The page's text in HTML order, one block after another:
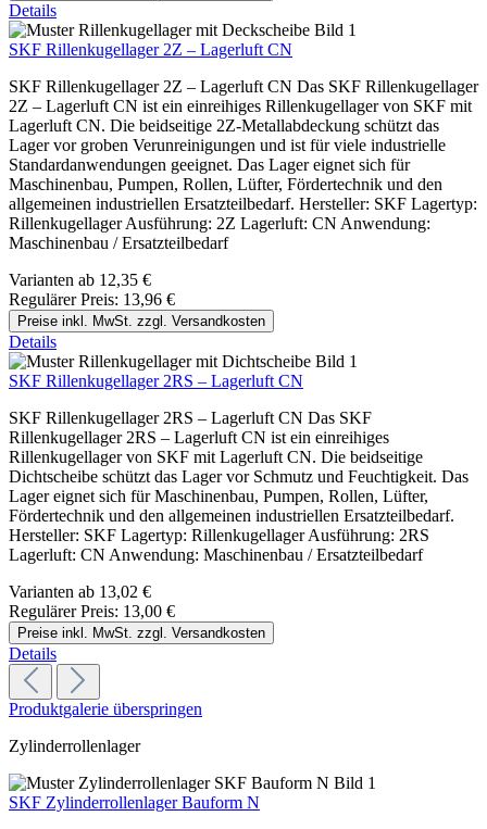
Details
SKF Rillenkugellager 2Z – Lagerluft CN
SKF Rillenkugellager 2Z – Lagerluft CN Das SKF Rillenkugellager
2Z – Lagerluft CN ist ein einreihiges Rillenkugellager von SKF mit
Lagerluft CN. Die beidseitige 2Z-Metallabdeckung schützt das
Lager vor groben Verunreinigungen und ist für viele industrielle
Standardanwendungen geeignet. Das Lager eignet sich für
Maschinenbau, Pumpen, Rollen, Lüfter, Fördertechnik und den
allgemeinen industriellen Ersatzteilbedarf. Hersteller: SKF Lagertyp:
Rillenkugellager Ausführung: 2Z Lagerluft: CN Anwendung:
Maschinenbau / Ersatzteilbedarf
Varianten ab 12,35 €
Regulärer Preis: 13,96 €
Preise inkl. MwSt. zzgl. Versandkosten
Details
SKF Rillenkugellager 2RS – Lagerluft CN
SKF Rillenkugellager 2RS – Lagerluft CN Das SKF
Rillenkugellager 2RS – Lagerluft CN ist ein einreihiges
Rillenkugellager von SKF mit Lagerluft CN. Die beidseitige
Dichtscheibe schützt das Lager vor Schmutz und Feuchtigkeit. Das
Lager eignet sich für Maschinenbau, Pumpen, Rollen, Lüfter,
Fördertechnik und den allgemeinen industriellen Ersatzteilbedarf.
Hersteller: SKF Lagertyp: Rillenkugellager Ausführung: 2RS
Lagerluft: CN Anwendung: Maschinenbau / Ersatzteilbedarf
Varianten ab 13,02 €
Regulärer Preis: 13,00 €
Preise inkl. MwSt. zzgl. Versandkosten
Details
Produktgalerie überspringen
Zylinderrollenlager
SKF Zylinderrollenlager Bauform N